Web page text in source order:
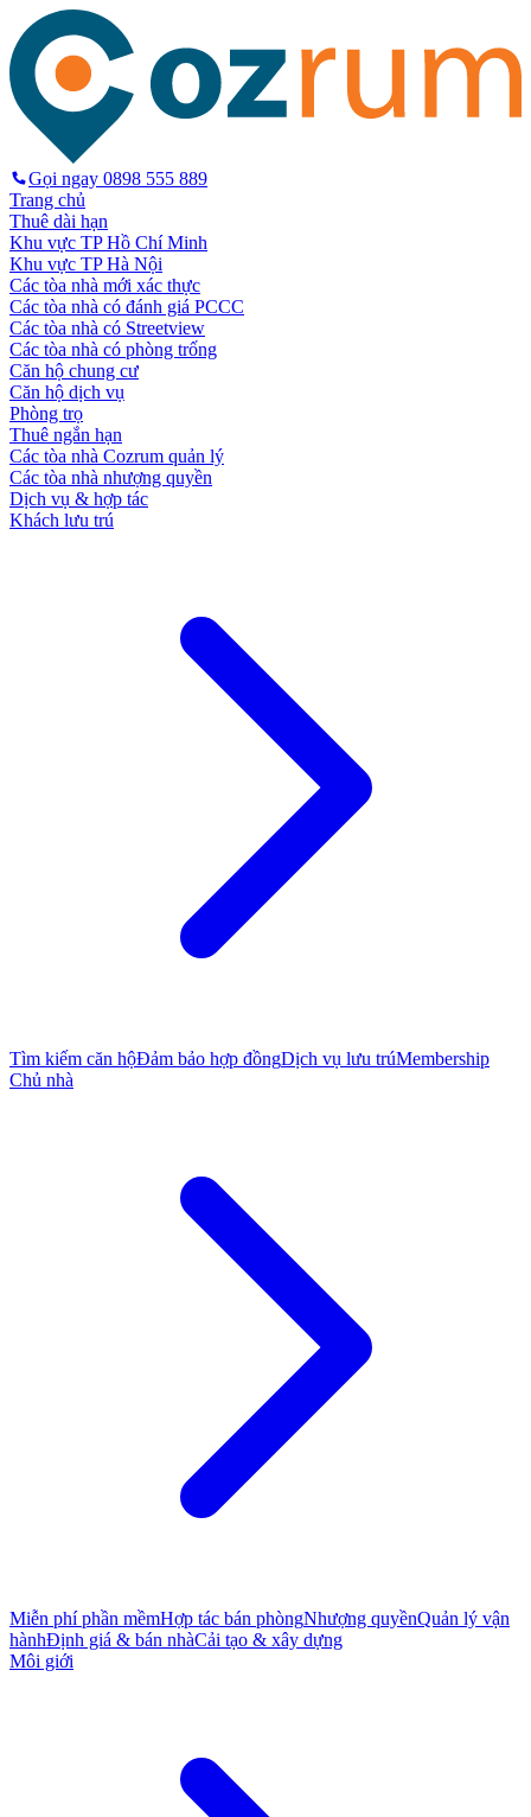
Gọi ngay 0898 555 889
Trang chủ
Thuê dài hạn
Khu vực TP Hồ Chí Minh
Khu vực TP Hà Nội
Các tòa nhà mới xác thực
Các tòa nhà có đánh giá PCCC
Các tòa nhà có Streetview
Các tòa nhà có phòng trống
Căn hộ chung cư
Căn hộ dịch vụ
Phòng trọ
Thuê ngắn hạn
Các tòa nhà Cozrum quản lý
Các tòa nhà nhượng quyền
Dịch vụ & hợp tác
Khách lưu trú
Tìm kiếm căn hộĐảm bảo hợp đồngDịch vụ lưu trúMembership
Chủ nhà
Miễn phí phần mềmHợp tác bán phòngNhượng quyềnQuản lý vận
hànhĐịnh giá & bán nhàCải tạo & xây dựng
Môi giới